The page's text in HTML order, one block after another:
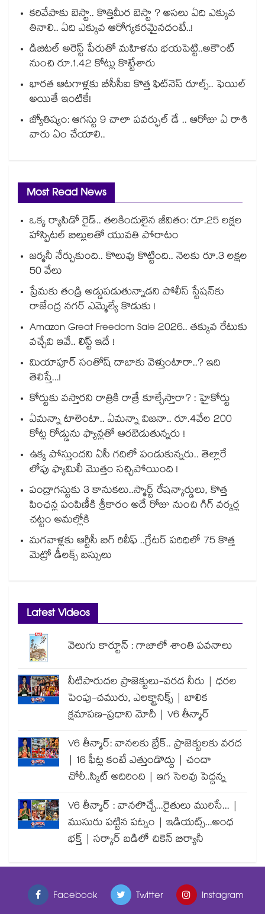
కరివేపాకు బెస్టా.. కొత్తిమీర బెస్టా ? అసలు ఏది ఎక్కువ
తినాలి.. ఏది ఎక్కువ ఆరోగ్యకరమైనదంటే..!
డిజిటల్ అరెస్ట్ పేరుతో మహిళను భయపెట్టి..అకౌంట్
నుంచి రూ.1.42 కోట్లు కొట్టేశారు
భారత ఆటగాళ్లకు బీసీసీఐ కొత్త ఫిట్‌నెస్ రూల్స్.. ఫెయిల్
అయితే ఇంటికే!
జ్యోతిష్యం: ఆగస్టు 9 చాలా పవర్ఫుల్ డే .. ఆరోజు ఏ రాశి
వారు ఏం చేయాలి..
Most Read News
ఒక్క ర్యాపిడో రైడ్.. తలకిందులైన జీవితం: రూ.25 లక్షల
హాస్పిటల్ బిల్లులతో యువతి పోరాటం
జర్మనీ నేర్చుకుంది.. కొలువు కొట్టింది.. నెలకు రూ.3 లక్షల
50 వేలు
ప్రేమకు తండ్రి అడ్డుపడుతున్నాడని పోలీస్ స్టేషన్⁪కు
రాజేంద్ర నగర్ ఎమ్మెల్యే కొడుకు !
Amazon Great Freedom Sale 2026.. తక్కువ రేటుకు
వచ్చేవి ఇవే.. లిస్ట్ ఇదే !
మియాపూర్ సంతోష్ దాబాకు వెళ్తుంటారా..? ఇది
తెలిస్తే...!
కోర్టుకు వస్తారని రాత్రికి రాత్రే కూల్చేస్తారా? : హైకోర్టు
ఏమన్నా టాలెంటా.. ఏమన్నా విజనా.. రూ.4వేల 200
కోట్ల రోడ్డును ఫ్యాన్లతో ఆరబెడుతున్నరు !
ఉక్క పోస్తుందని ఏసీ గదిలో పండుకున్నరు.. తెల్లారే
లోపు ఫ్యామిలీ మొత్తం సచ్చిపోయింది !
పంద్రాగస్టుకు 3 కానుకలు..స్మార్ట్ రేషన్కార్డులు, కొత్త
పింఛన్ల పంపిణీకి శ్రీకారం అదే రోజు నుంచి గిగ్ వర్కర్ల
చట్టం అమల్లోకి
మగవాళ్లకు ఆర్టీసీ బిగ్ రిలీఫ్ ..గ్రేటర్ పరిధిలో 75 కొత్త
మెట్రో డీలక్స్ బస్సులు
Latest Videos
వెలుగు కార్టూన్ : గాజాలో శాంతి పవనాలు
నీటిపారుదల ప్రాజెక్టులు-వరద నీరు | ధరల
పెంపు-చమురు, ఎలక్ట్రానిక్స్ | బాలిక
క్షమాపణ-ప్రధాని మోదీ | V6 తీన్మార్
V6 తీన్మార్: వానలకు బ్రేక్.. ప్రాజెక్టులకు వరద
| 16 ఫీట్ల కంటే ఎత్తుండొద్దు | చందా
చోరీ..స్కిట్ అదిరింది | ఇగ సెలవు పెద్దన్న
V6 తీన్మార్ : వానలొచ్చే...రైతులు మురిసే... |
ముసురు పట్టిన పట్నం | ఇడియట్స్...అంధ
భక్త్ | సర్కార్ బడిలో చికెన్ బిర్యానీ
Facebook Twitter Instagram